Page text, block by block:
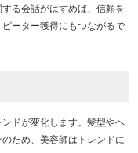
る会話がはずめば、信頼を
ーター獲得にもつながるで
ドが変化します。髪型やヘ
ため、美容師はトレンドに